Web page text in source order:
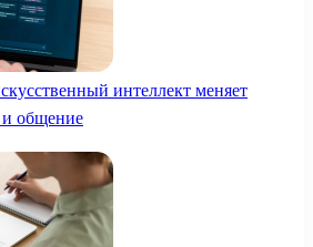
интеллект меняет
и общение